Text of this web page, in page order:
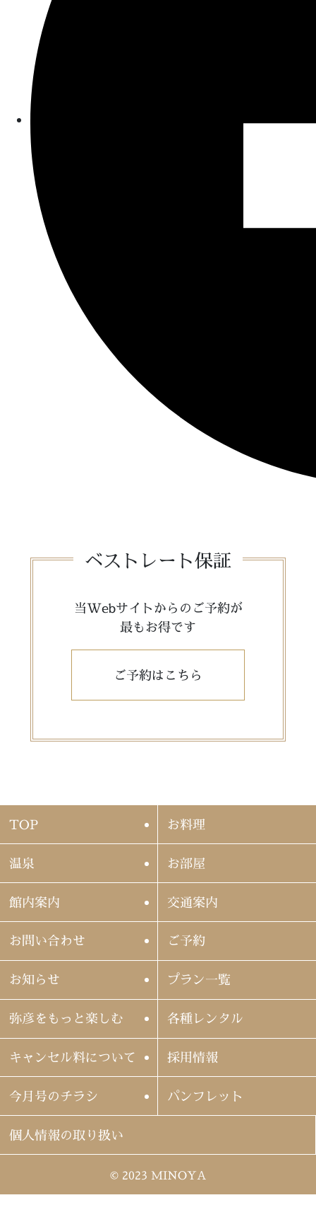
ベストレート保証
当Webサイトからのご予約が
最もお得です
ご予約はこちら
TOP お料理
温泉 お部屋
館内案内 交通案内
お問い合わせ ご予約
お知らせ プラン一覧
弥彦をもっと楽しむ 各種レンタル
キャンセル料について 採用情報
今月号のチラシ パンフレット
個人情報の取り扱い
© 2023 MINOYA